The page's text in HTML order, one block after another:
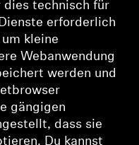
technisch für
erforderlich
kleine
Webanwendung
werden und
gängigen
dass sie
Du kannst